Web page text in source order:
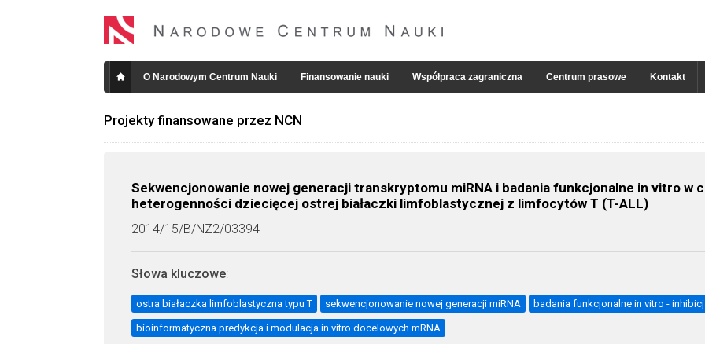
O Narodowym Centrum Nauki Finansowanie nauki Współpraca zagraniczna Centrum prasowe Kontakt
Projekty finansowane przez NCN
Sekwencjonowanie nowej generacji transkryptomu miRNA i badania funkcjonalne in vitro w
heterogenności dziecięcej ostrej białaczki limfoblastycznej z limfocytów T (T-ALL)
2014/15/B/NZ2/03394
Słowa kluczowe:
ostra białaczka limfoblastyczna typu T sekwencjonowanie nowej generacji miRNA badania funkcjonalne in vitro -
bioinformatyczna predykcja i modulacja in vitro docelowych mRNA